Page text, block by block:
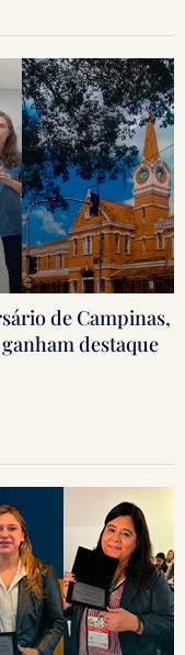
de Campinas,
destaque